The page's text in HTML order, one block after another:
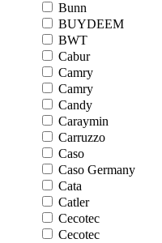
Bunn
BUYDEEM
BWT
Cabur
Camry
Camry
Candy
Caraymin
Carruzzo
Caso
Caso Germany
Cata
Catler
Cecotec
Cecotec